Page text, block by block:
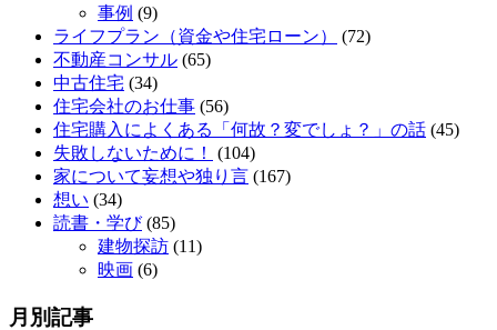
事例 (9)
ライフプラン（資金や住宅ローン）
(72)
不動産コンサル (65)
中古住宅 (34)
住宅会社のお仕事 (56)
住宅購入によくある「何故？変でしょ？」の話 (45)
失敗しないために！
(104)
家について妄想や独り言 (167)
想い (34)
読書・学び(85)
建物探訪 (11)
映画 (6)
月別記事